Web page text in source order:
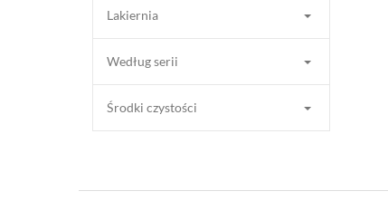
Lakiernia
Według serii
Środki czystości